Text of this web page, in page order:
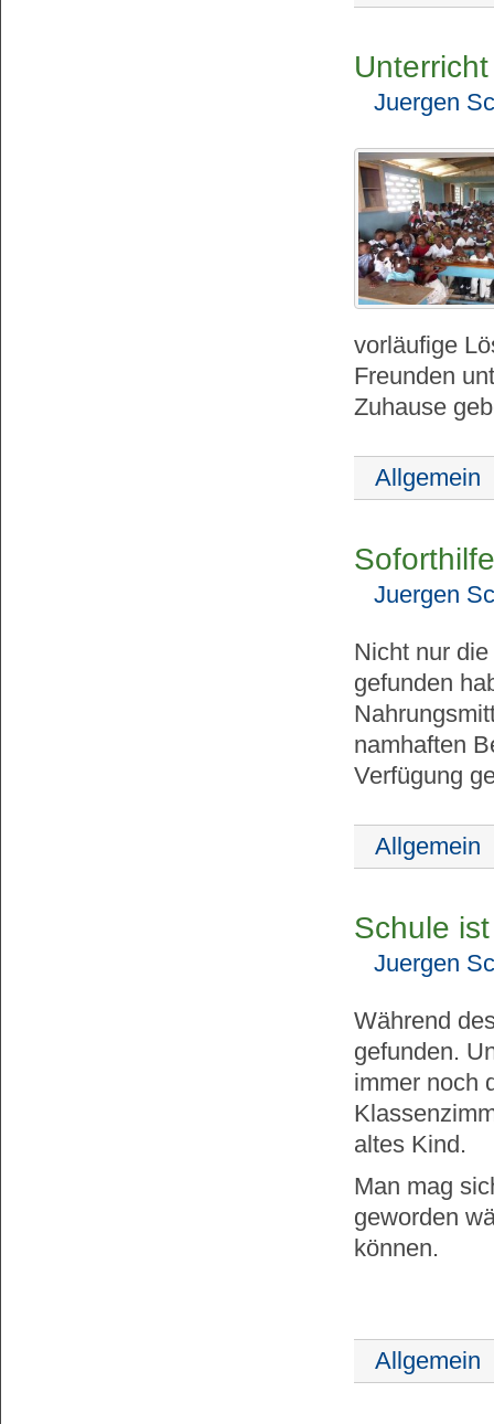
Juergen
vorläufige
Freunden
Zuhause
Allgemein
Juergen
Nicht nur
gefunden
namhaften
Verfügung
Allgemein
Schule
Juergen
Während
gefunden.
immer noch
altes Kind.
Man mag
geworden
können.
Allgemein